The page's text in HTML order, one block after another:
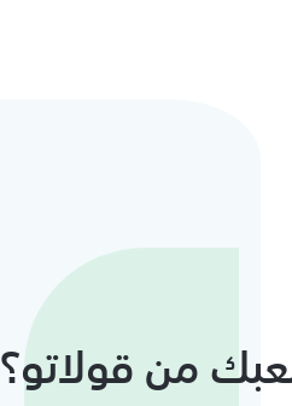
من قولاتو؟